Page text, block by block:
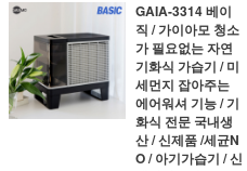
GAIA-3314 베이
직 / 가이아모 청소
가 필요없는 자연
기화식 가습기 / 미
세먼지 잡아주는
에어워셔 기능 / 기
화식 전문 국내생
산 / 신제품 /세균N
O / 아기가습기 / 신